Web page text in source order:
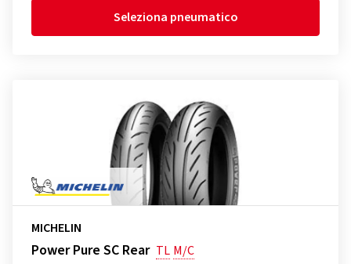
Seleziona pneumatico
MICHELIN
Power Pure SC Rear TL M/C